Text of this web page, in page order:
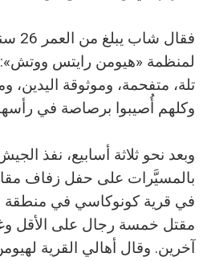
لمنظمة «هيومن رايتس
تلة، متفحمة، وموثوقة اليدين،
وكلهم أُصيبوا برصاصة في
وبعد نحو ثلاثة أسابيع، نفذ
بالمسيَّرات على حفل زفاف
في قرية كونوكاسي في
مقتل خمسة رجال على الأقل
آخرين. وقال أهالي القرية